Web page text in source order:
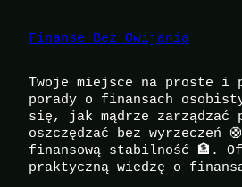
Finanse Bez Owijania
Twoje miejsce na proste i
porady o finansach
się, jak mądrze zarządzać
oszczędzać bez wyrzeczeń
finansową stabilność 🏦.
praktyczną wiedzę o